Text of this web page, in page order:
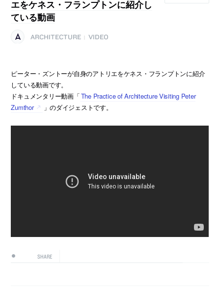
エをケネス・フランプトンに紹介し
ている動画
ARCHITECTURE VIDEO
ピーター・ズントーが自身のアトリエをケネス・フランプトンに紹介
している動画です。
ドキュメンタリー動画「The Practice of Architecture Visiting Peter
Zumthor
」のダイジェストです。
SHARE